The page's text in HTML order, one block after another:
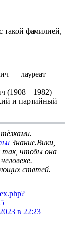
такой фамилией,
— лауреат
(1908—1982) —
и партийный
.
Знание.Вики,
так, чтобы она
статей.
в 22:23